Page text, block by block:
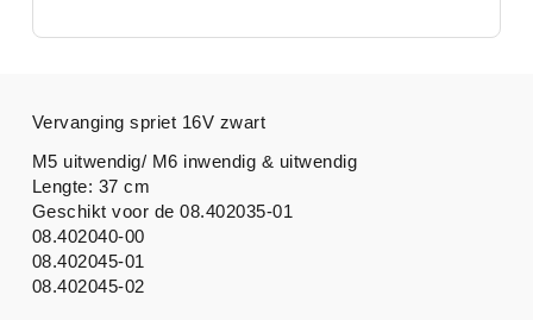
Vervanging spriet 16V zwart
M5 uitwendig/ M6 inwendig & uitwendig
Lengte: 37 cm
Geschikt voor de 08.402035-01
08.402040-00
08.402045-01
08.402045-02